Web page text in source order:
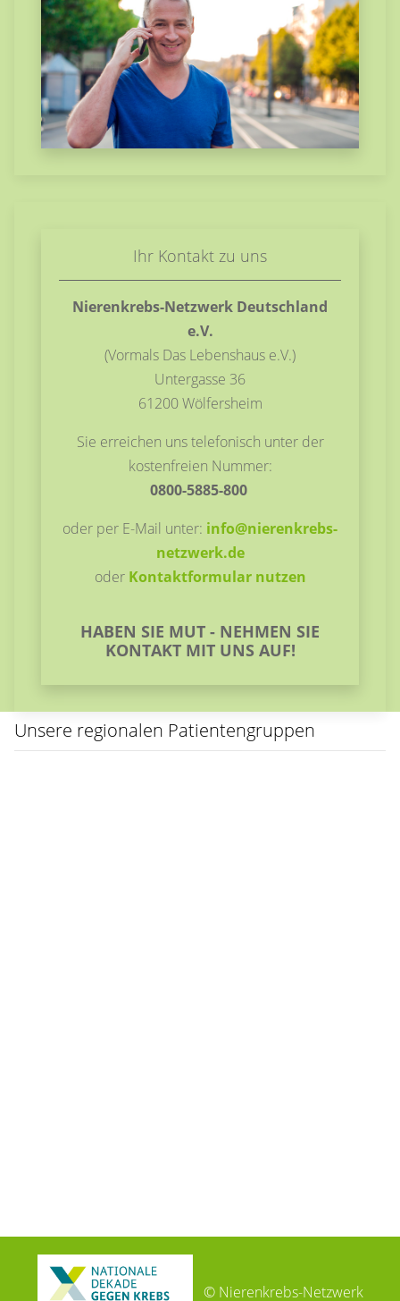
Ihr Kontakt zu uns
Nierenkrebs-Netzwerk Deutschland
e.V.
(Vormals Das Lebenshaus e.V.)
Untergasse 36
61200 Wölfersheim
Sie erreichen uns telefonisch unter der
kostenfreien Nummer:
0800-5885-800
oder per E-Mail unter: info@nierenkrebs-
netzwerk.de
oder Kontaktformular nutzen
HABEN SIE MUT - NEHMEN SIE
KONTAKT MIT UNS AUF!
Unsere regionalen Patientengruppen
© Nierenkrebs-Netzwerk